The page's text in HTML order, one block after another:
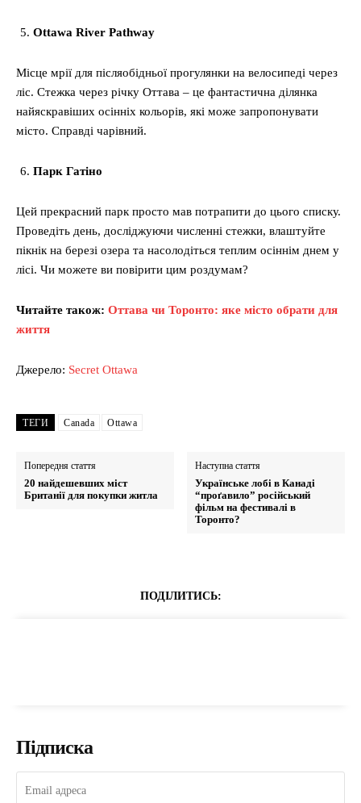
Ottawa River Pathway
Місце мрії для післяобідньої прогулянки на велосипеді через
ліс. Стежка через річку Оттава – це фантастична ділянка
найяскравіших осінніх кольорів, які може запропонувати
місто. Справді чарівний.
Парк Гатіно
Цей прекрасний парк просто мав потрапити до цього списку.
Проведіть день, досліджуючи численні стежки, влаштуйте
пікнік на березі озера та насолодіться теплим осіннім днем ​​у
лісі. Чи можете ви повірити цим роздумам?
Читайте також: Оттава чи Торонто: яке місто обрати для
життя
Джерело: Secret Ottawa
ТЕГИ Canada Ottawa
Попередня стаття
20 найдешевших міст
Британії для покупки житла
Наступна стаття
Українське лобі в Канаді
“проґавило” російський
фільм на фестивалі в
Торонто?
ПОДІЛИТИСЬ:
Підписка